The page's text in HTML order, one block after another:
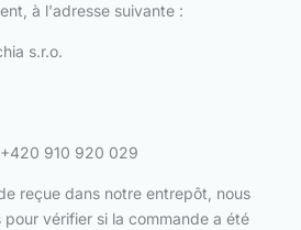
à l'adresse suivante :
s.r.o.
910 920 029
reçue dans notre entrepôt, nous
vérifier si la commande a été